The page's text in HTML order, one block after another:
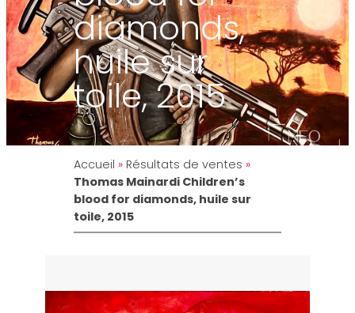
diamonds,
huile sur
toile, 2015
Accueil » Résultats de ventes »
Thomas Mainardi Children’s
blood for diamonds, huile sur
toile, 2015